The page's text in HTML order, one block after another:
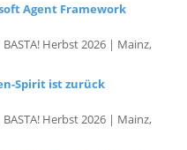
Herbst 2026 | Mainz,
Spirit ist zurück
Herbst 2026 | Mainz,
11.0: Tipps, Tricks und